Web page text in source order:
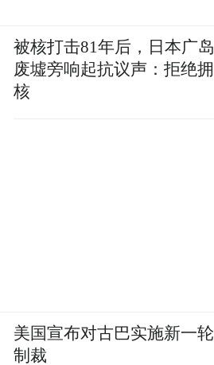
被核打击81年后，日本广岛
废墟旁响起抗议声：拒绝拥
核
美国宣布对古巴实施新一轮
制裁